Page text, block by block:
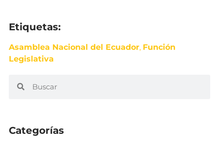
Etiquetas:
Asamblea Nacional del Ecuador, Función
Legislativa
Categorías